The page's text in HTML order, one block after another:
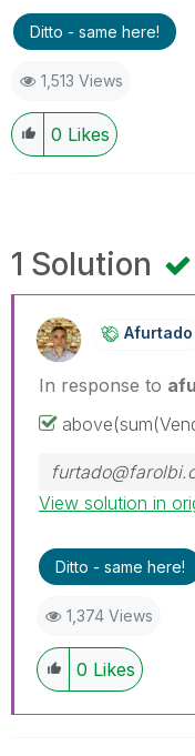
Ditto - same here!
1,513 Views
0 Likes
1 Solution
Afurtado
In response to
View solution in
Ditto - same here!
1,374 Views
0 Likes